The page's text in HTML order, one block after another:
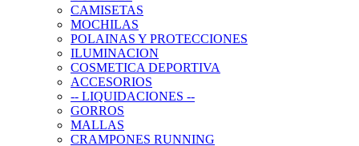
CAMISETAS
MOCHILAS
POLAINAS Y PROTECCIONES
ILUMINACION
COSMETICA DEPORTIVA
ACCESORIOS
-- LIQUIDACIONES --
GORROS
MALLAS
CRAMPONES RUNNING